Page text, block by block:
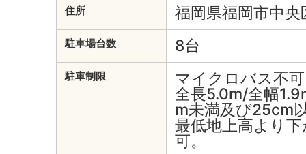
住所 福岡県福岡市中
駐車場台数 8台
駐車制限
マイクロバス不
全長5.0m/全幅
m未満及び25cm
最低地上高より
可。